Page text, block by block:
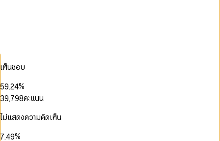
เห็นชอบ
3
5
6
7
8
9
7
9.
0
2
3
4
5
6
7
2
4
5
6
7
8
9
%
0
2
3
5
7
5
6
8
9,
4
6
7
9
6
8
9
5
6
7
8คะแนน
ไม่แสดงความคิดเห็น
1
2
3
5
7.
0
2
4
1
3
4
5
7
9%
0
1
2 0
1